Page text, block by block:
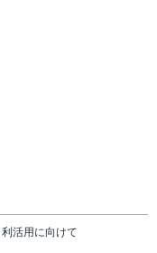
活用に向けて